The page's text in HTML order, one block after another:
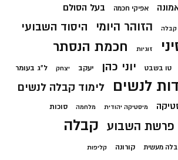
אפיקי חכמה בעל הסולם
קבלה הזוהר היומי היסוד השבועי
זוגיות חכמת הנסתר
טו בשבט יוני כהן יעקב יצחק ל"ג בעומר
לנשים לימוד קבלה לנשים
מיסטיקה יהודית מלחמה סוכות
פרשת השבוע קבלה
מעשית קורונה קליפות